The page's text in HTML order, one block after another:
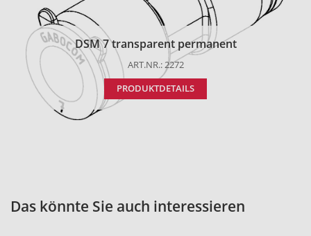
DSM 7 transparent permanent
ART.NR.: 2272
PRODUKTDETAILS
Das könnte Sie auch interessieren